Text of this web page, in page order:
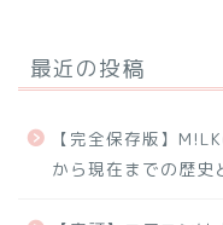
最近の投稿
【完全保存版】
から現在までの歴史